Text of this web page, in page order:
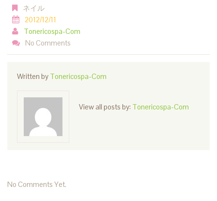
ネイル
2012/12/11
Tonericospa-Com
No Comments
Written by Tonericospa-Com
View all posts by: Tonericospa-Com
No Comments Yet.